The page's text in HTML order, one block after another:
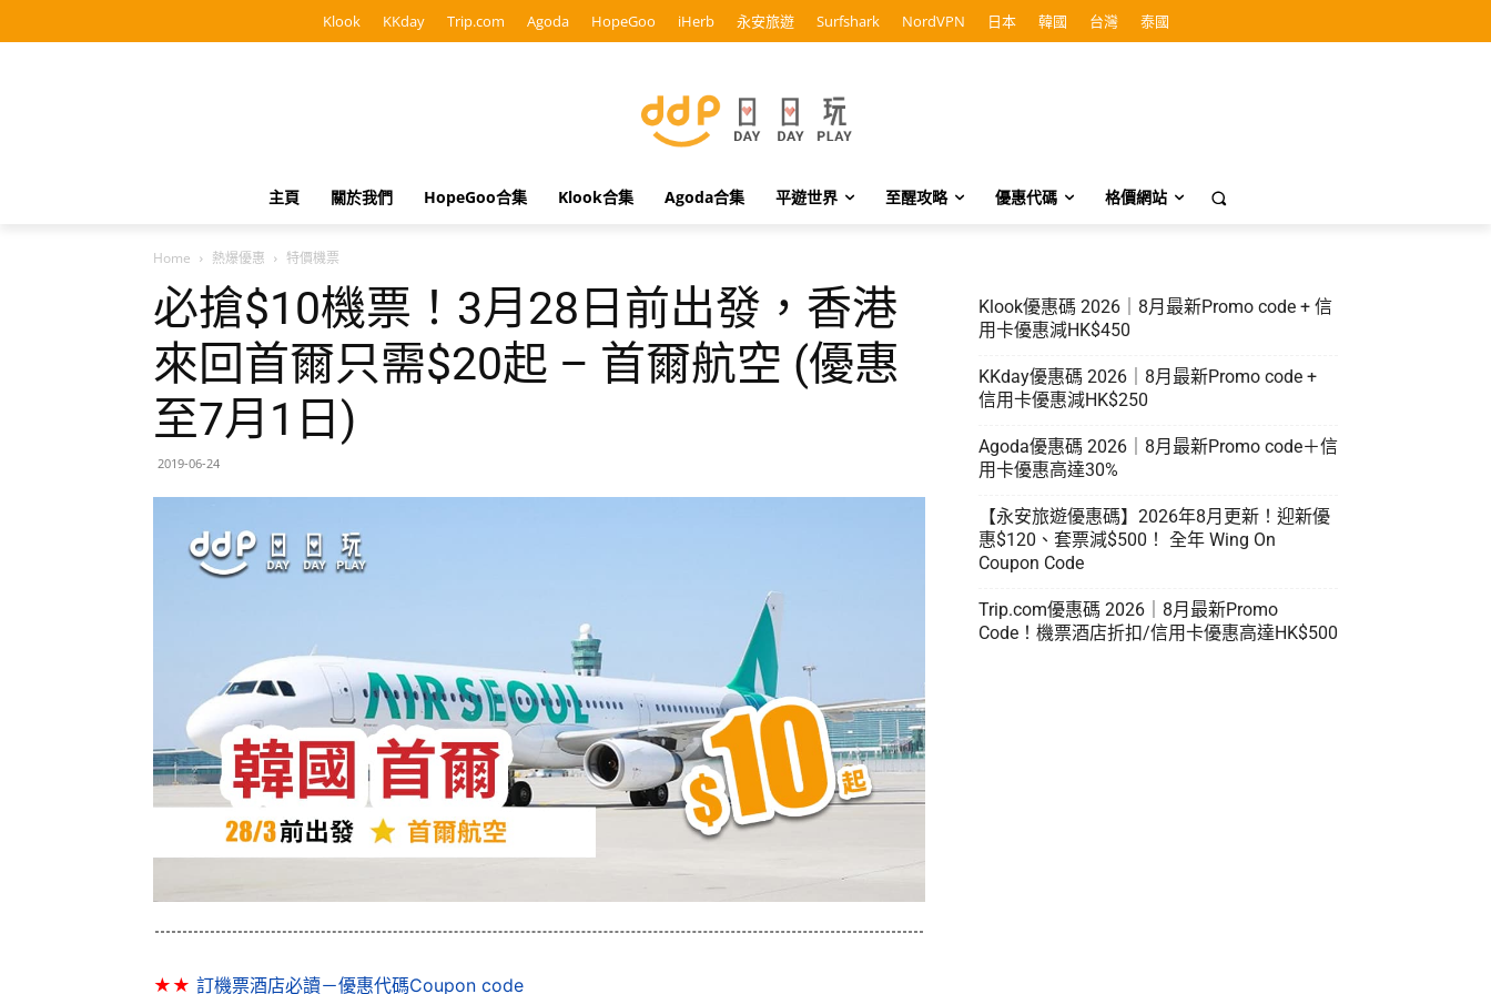
Klook KKday Trip.com Agoda HopeGoo iHerb 永安旅遊 Surfshark NordVPN 日本 韓國 台灣 泰國
主頁 關於我們 HopeGoo合集 Klook合集 Agoda合集 平遊世界 至醒攻略 優惠代碼 格價網站
Home 熱爆優惠 特價機票
必搶$10機票！3月28日前出發，香港
來回首爾只需$20起 – 首爾航空 (優惠
至7月1日)
2019-06-24
★★ 訂機票酒店必讀－優惠代碼Coupon code
Klook優惠碼 2026｜8月最新Promo code + 信
用卡優惠減HK$450
KKday優惠碼 2026｜8月最新Promo code +
信用卡優惠減HK$250
Agoda優惠碼 2026｜8月最新Promo code＋信
用卡優惠高達30%
【永安旅遊優惠碼】2026年8月更新！迎新優
惠$120、套票減$500！ 全年 Wing On
Coupon Code
Trip.com優惠碼 2026｜8月最新Promo
Code！機票酒店折扣/信用卡優惠高達HK$500